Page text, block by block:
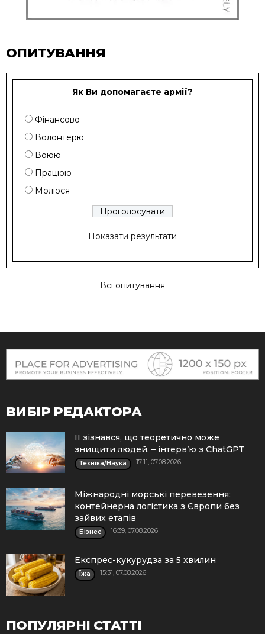
ОПИТУВАННЯ
Як Ви допомагаєте армії?
Фінансово
Волонтерю
Воюю
Працюю
Молюся
Показати результати
Всі опитування
ВИБІР РЕДАКТОРА
ІІ зізнався, що теоретично може
знищити людей, – інтерв’ю з ChatGPT
Техніка/Наука 17:11, 07.08.2026
Міжнародні морські перевезення:
контейнерна логістика з Європи без
зайвих етапів
Бізнес 16:39, 07.08.2026
Експрес-кукурудза за 5 хвилин
Їжа 15:31, 07.08.2026
ПОПУЛЯРНІ СТАТТІ